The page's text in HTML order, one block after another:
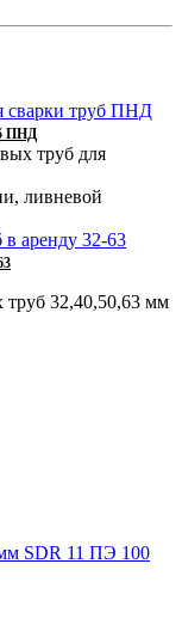
ПНД
труб для
ливневой
труб 32,40,50,63 мм